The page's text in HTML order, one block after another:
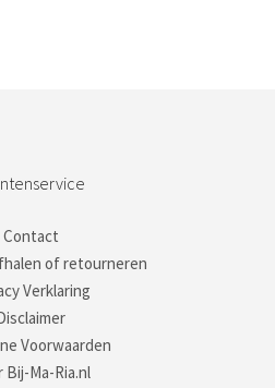
Contact
of retourneren
Verklaring
Voorwaarden
Bij-Ma-Ria.nl